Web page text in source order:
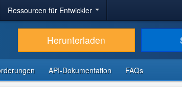
Ressourcen für Entwickler
Herunterladen
API-Dokumentation FAQs